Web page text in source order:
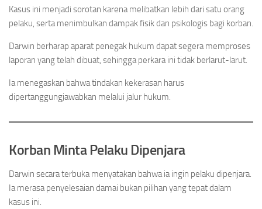
Kasus ini menjadi sorotan karena melibatkan lebih dari satu orang
pelaku, serta menimbulkan dampak fisik dan psikologis bagi korban.
Darwin berharap aparat penegak hukum dapat segera memproses
laporan yang telah dibuat, sehingga perkara ini tidak berlarut-larut.
Ia menegaskan bahwa tindakan kekerasan harus
dipertanggungjawabkan melalui jalur hukum.
Korban Minta Pelaku Dipenjara
Darwin secara terbuka menyatakan bahwa ia ingin pelaku dipenjara.
Ia merasa penyelesaian damai bukan pilihan yang tepat dalam
kasus ini.